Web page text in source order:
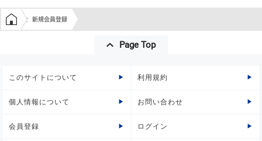
学生の窓口トップ
新規会員登録
Page Top
このサイトについて 利用規約
個人情報について お問い合わせ
会員登録 ログイン